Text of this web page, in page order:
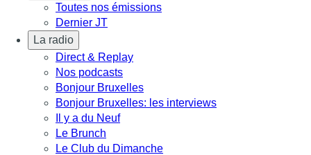
Toutes nos émissions
Dernier JT
La radio
Direct & Replay
Nos podcasts
Bonjour Bruxelles
Bonjour Bruxelles: les interviews
Il y a du Neuf
Le Brunch
Le Club du Dimanche